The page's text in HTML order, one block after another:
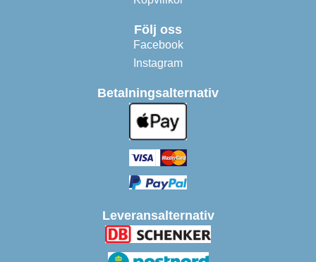
Följ oss
Facebook
Instagram
Betalningsalternativ
Leveransalternativ